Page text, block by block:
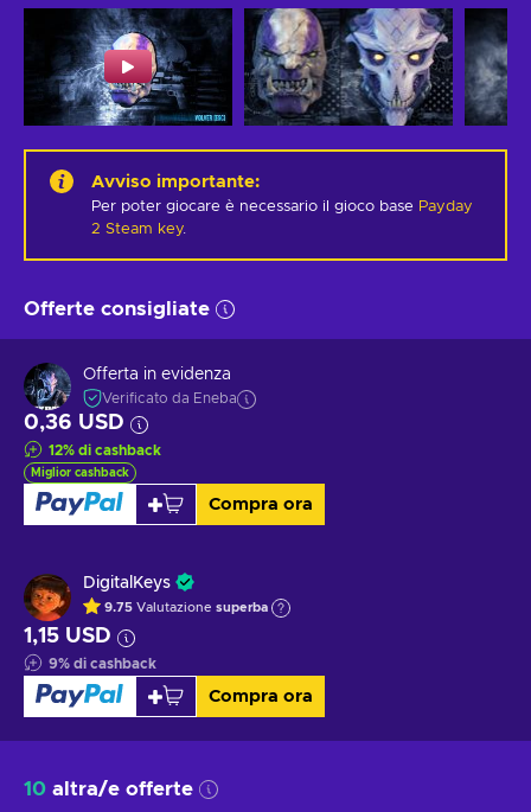
Avviso importante:
Per poter giocare è necessario il gioco base Payday
2 Steam key.
Offerte consigliate
Offerta in evidenza
Verificato da Eneba
0,36 USD
12% di cashback
Miglior cashback
Compra ora
DigitalKeys
9.75 Valutazione superba
1,15 USD
9% di cashback
Compra ora
10 altra/e offerte